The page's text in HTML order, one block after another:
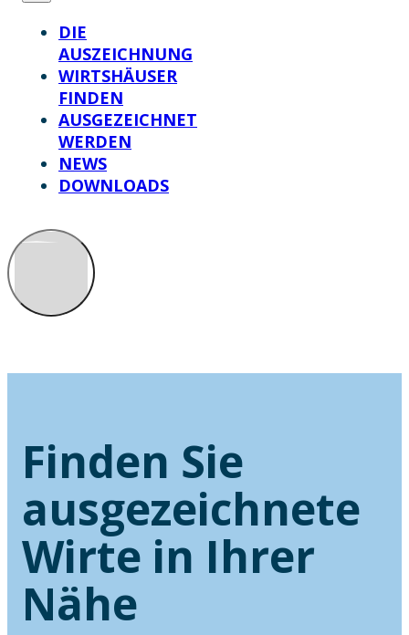
DIE
AUSZEICHNUNG
WIRTSHÄUSER
FINDEN
AUSGEZEICHNET
WERDEN
NEWS
DOWNLOADS
Finden Sie
ausgezeichnete
Wirte in Ihrer
Nähe